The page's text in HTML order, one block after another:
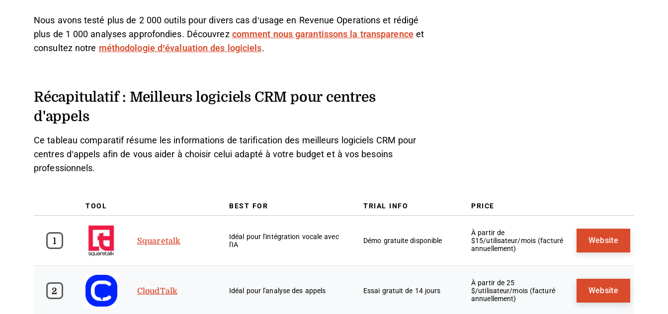
Nous avons testé plus de 2 000 outils pour divers cas d’usage en Revenue Operations et rédigé
plus de 1 000 analyses approfondies. Découvrez comment nous garantissons la transparenceet
consultez notre méthodologie d’évaluation des logiciels.
Récapitulatif : Meilleurs logiciels CRM pour centres
d'appels
Ce tableau comparatif résume les informations de tarification des meilleurs logiciels CRM pour
centres d’appels afin de vous aider à choisir celui adapté à votre budget et à vos besoins
professionnels.
TOOL BEST FOR TRIAL INFO PRICE
1 Squaretalk
Idéal pour l'intégration vocale avec
l'IA
Démo gratuite disponible
À partir de
$15/utilisateur/mois (facturé
annuellement)
Website
2 CloudTalk Idéal pour l'analyse des appels Essai gratuit de 14 jours
À partir de 25
$/utilisateur/mois (facturé
annuellement)
Website